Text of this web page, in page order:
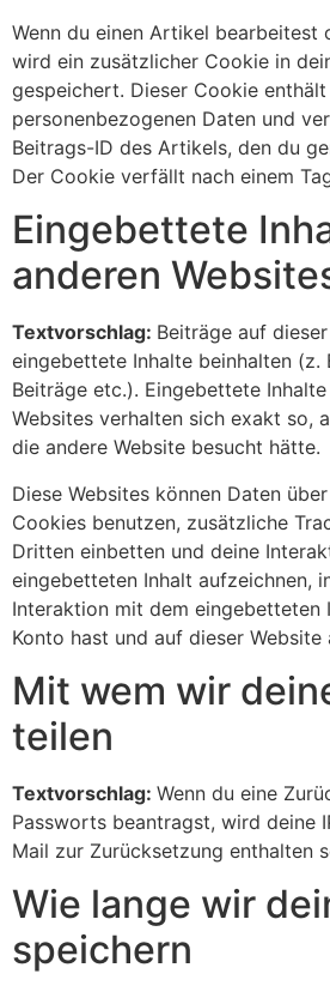
Wenn du einen Artikel bearbeitest
wird ein zusätzlicher Cookie in
gespeichert. Dieser Cookie
personenbezogenen Daten und
Beitrags-ID des Artikels, den du
Der Cookie verfällt nach einem
Eingebettete
anderen
Textvorschlag: Beiträge auf
eingebettete Inhalte beinhalten (z.
Beiträge etc.). Eingebettete
Websites verhalten sich exakt so,
die andere Website besucht hätte.
Diese Websites können Daten
Cookies benutzen, zusätzliche
Dritten einbetten und deine
eingebetteten Inhalt aufzeichnen,
Interaktion mit dem eingebetteten
Konto hast und auf dieser
Mit wem wir
teilen
Textvorschlag: Wenn du eine
Passworts beantragst, wird deine
Mail zur Zurücksetzung enthalten
Wie lange wir
speichern